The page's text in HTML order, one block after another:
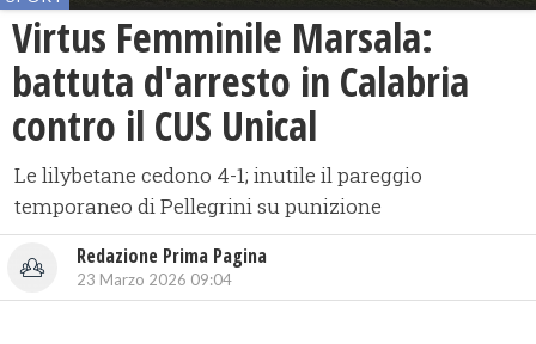
Virtus Femminile Marsala:
battuta d'arresto in Calabria
contro il CUS Unical
Le lilybetane cedono 4-1; inutile il pareggio
temporaneo di Pellegrini su punizione
Redazione Prima Pagina
23 Marzo 2026 09:04